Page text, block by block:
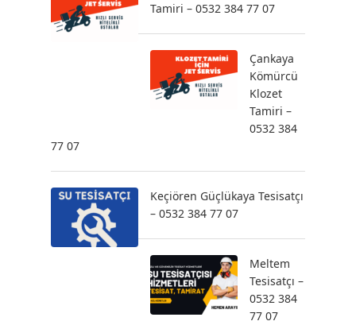
Tamiri – 0532 384 77 07
Çankaya
Kömürcü
Klozet
Tamiri –
0532 384
77 07
Keçiören Güçlükaya Tesisatçı
– 0532 384 77 07
Meltem
Tesisatçı –
0532 384
77 07